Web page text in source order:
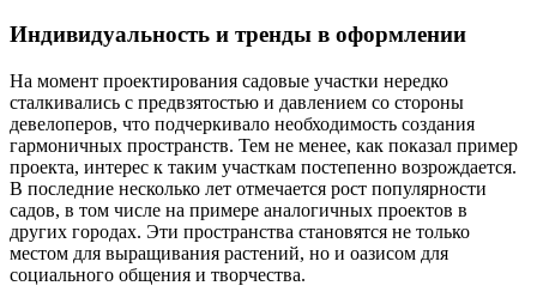
Индивидуальность и тренды в оформлении
На момент проектирования садовые участки нередко
сталкивались с предвзятостью и давлением со стороны
девелоперов, что подчеркивало необходимость создания
гармоничных пространств. Тем не менее, как показал пример
проекта, интерес к таким участкам постепенно возрождается.
В последние несколько лет отмечается рост популярности
садов, в том числе на примере аналогичных проектов в
других городах. Эти пространства становятся не только
местом для выращивания растений, но и оазисом для
социального общения и творчества.